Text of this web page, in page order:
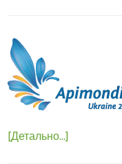
[Детально...]